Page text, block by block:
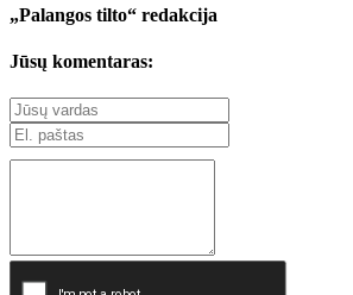
„Palangos tilto“ redakcija
Jūsų komentaras: